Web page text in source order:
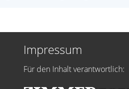
Impressum
Für den Inhalt verantwortlich: